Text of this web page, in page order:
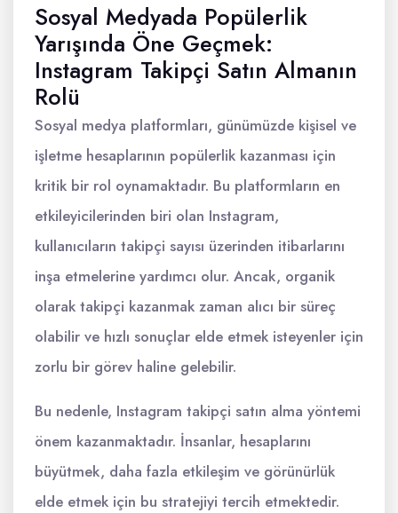
Sosyal Medyada Popülerlik
Yarışında Öne Geçmek:
Instagram Takipçi Satın Almanın
Rolü
Sosyal medya platformları, günümüzde kişisel ve
işletme hesaplarının popülerlik kazanması için
kritik bir rol oynamaktadır. Bu platformların en
etkileyicilerinden biri olan Instagram,
kullanıcıların takipçi sayısı üzerinden itibarlarını
inşa etmelerine yardımcı olur. Ancak, organik
olarak takipçi kazanmak zaman alıcı bir süreç
olabilir ve hızlı sonuçlar elde etmek isteyenler için
zorlu bir görev haline gelebilir.
Bu nedenle, Instagram takipçi satın alma yöntemi
önem kazanmaktadır. İnsanlar, hesaplarını
büyütmek, daha fazla etkileşim ve görünürlük
elde etmek için bu stratejiyi tercih etmektedir.